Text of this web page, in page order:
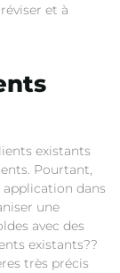
et à
existants
Pourtant,
dans
une
avec des
existants??
très précis